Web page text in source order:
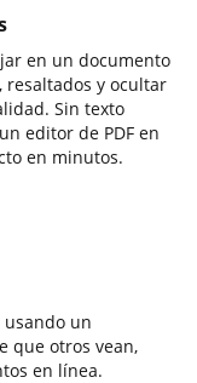
en un documento
resaltados y ocultar
Sin texto
editor de PDF en
en minutos.
un
que otros vean,
en línea.